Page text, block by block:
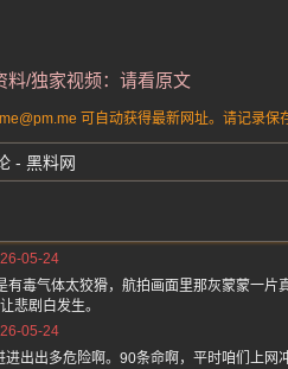
料/独家视频：请看原文
可自动获得最新网址。请记录保
- 黑料网
05-24
毒气体太狡猾，航拍画面里那灰蒙蒙一片
悲剧白发生。
05-24
出出多危险啊。90条命啊，平时咱们上网